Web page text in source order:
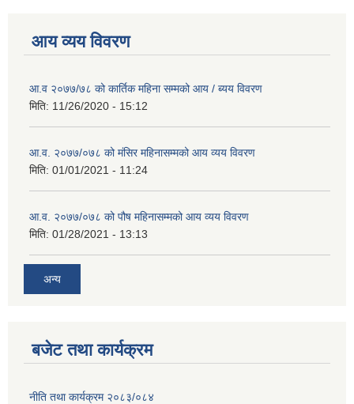
आय व्यय विवरण
आ.व २०७७/७८ को कार्तिक महिना सम्मको आय / ब्यय विवरण
मिति: 11/26/2020 - 15:12
आ.व. २०७७/०७८ को मंसिर महिनासम्मको आय व्यय विवरण
मिति: 01/01/2021 - 11:24
आ.व. २०७७/०७८ को पौष महिनासम्मको आय व्यय विवरण
मिति: 01/28/2021 - 13:13
अन्य
बजेट तथा कार्यक्रम
नीति तथा कार्यक्रम २०८३/०८४